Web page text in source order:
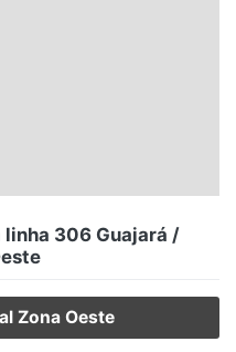
linha 306 Guajará /
Zona Oeste